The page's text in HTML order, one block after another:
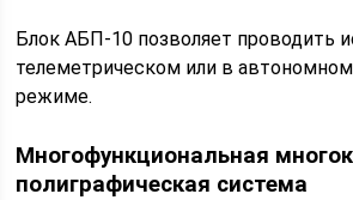
Блок АБП-10 позволяет проводить
телеметрическом или в
режиме.
Многофункциональная
полиграфическая система